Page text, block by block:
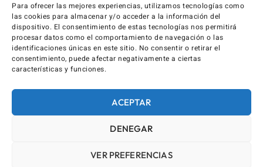
Para ofrecer las mejores experiencias, utilizamos tecnologías como
las cookies para almacenar y/o acceder a la información del
dispositivo. El consentimiento de estas tecnologías nos permitirá
procesar datos como el comportamiento de navegación o las
identificaciones únicas en este sitio. No consentir o retirar el
consentimiento, puede afectar negativamente a ciertas
características y funciones.
ACEPTAR
DENEGAR
VER PREFERENCIAS